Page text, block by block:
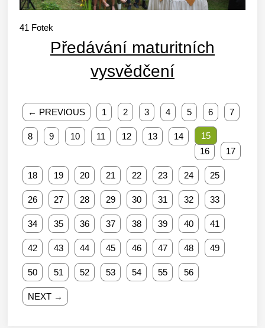
41 Fotek
Předávání maturitních
vysvědčení
← PREVIOUS 1 2 3 4 5 6 7
8 9 10 11 12 13 14
15
16
17
18 19 20 21 22 23 24 25
26 27 28 29 30 31 32 33
34 35 36 37 38 39 40 41
42 43 44 45 46 47 48 49
50 51 52 53 54 55 56
NEXT →